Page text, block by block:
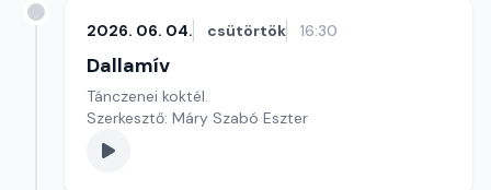
2026. 06. 04. csütörtök 16:30
Dallamív
Tánczenei koktél.
Szerkesztő: Máry Szabó Eszter